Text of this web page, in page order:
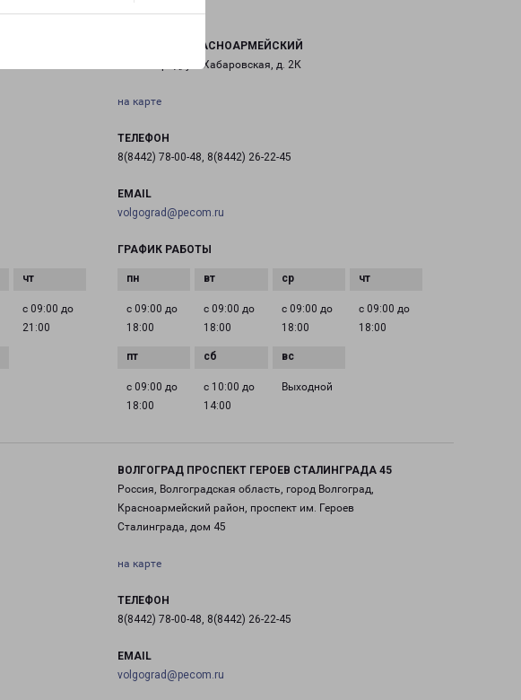
с 09:00 до
21:00
ВОЛГОГРАД КРАСНОАРМЕЙСКИЙ
г. Волгоград, ул. Хабаровская, д. 2К
на карте
ТЕЛЕФОН
8(8442) 78-00-48, 8(8442) 26-22-45
EMAIL
volgograd@pecom.ru
ГРАФИК РАБОТЫ
с 09:00 до
18:00
с 09:00 до
18:00
с 09:00 до
18:00
с 09:00 до
18:00
с 09:00 до
18:00
с 10:00 до
14:00
Выходной
ВОЛГОГРАД ПРОСПЕКТ ГЕРОЕВ СТАЛИНГРАДА 45
Россия, Волгоградская область, город Волгоград,
Красноармейский район, проспект им. Героев
Сталинграда, дом 45
на карте
ТЕЛЕФОН
8(8442) 78-00-48, 8(8442) 26-22-45
EMAIL
volgograd@pecom.ru